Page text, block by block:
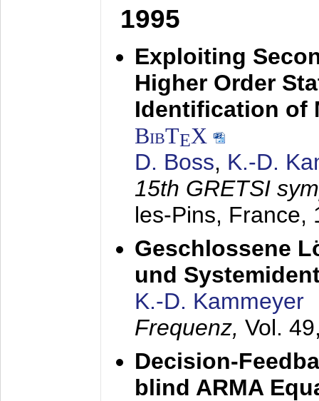
1995
Exploiting
Higher Order
Identification of
BibTEX
D. Boss, K.-D.
15th GRETSI
les-Pins, France,
Geschlossene
und
K.-D. Kammeyer
Frequenz, Vol.
Decision-
blind ARMA